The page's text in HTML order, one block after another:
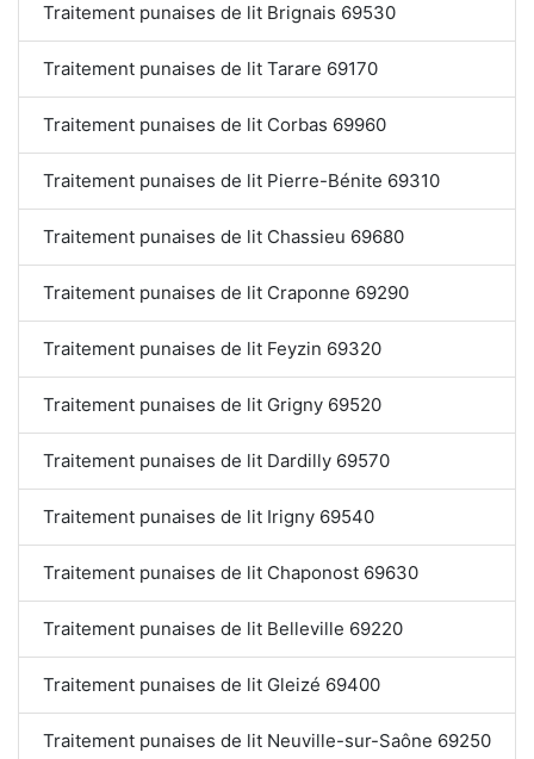
Traitement punaises de lit Brignais 69530
Traitement punaises de lit Tarare 69170
Traitement punaises de lit Corbas 69960
Traitement punaises de lit Pierre-Bénite 69310
Traitement punaises de lit Chassieu 69680
Traitement punaises de lit Craponne 69290
Traitement punaises de lit Feyzin 69320
Traitement punaises de lit Grigny 69520
Traitement punaises de lit Dardilly 69570
Traitement punaises de lit Irigny 69540
Traitement punaises de lit Chaponost 69630
Traitement punaises de lit Belleville 69220
Traitement punaises de lit Gleizé 69400
Traitement punaises de lit Neuville-sur-Saône 69250